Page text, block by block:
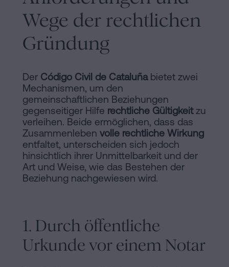
Wege der rechtlichen
Gründung
Der Código Civil de Cataluñabietet zwei
Mechanismen, um den
gemeinschaftlichen Beziehungen
gegenseitiger Hilfe rechtliche Gültigkeitzu
verleihen. Beide ermöglichen, dass das
Zusammenleben volle rechtliche Wirkung
entfaltet, unterscheiden sich jedoch
hinsichtlich ihrer Unmittelbarkeit und der
Art und Weise, wie das Bestehen der
Beziehung nachgewiesen wird.
1. Durch öffentliche
Urkunde vor einem Notar